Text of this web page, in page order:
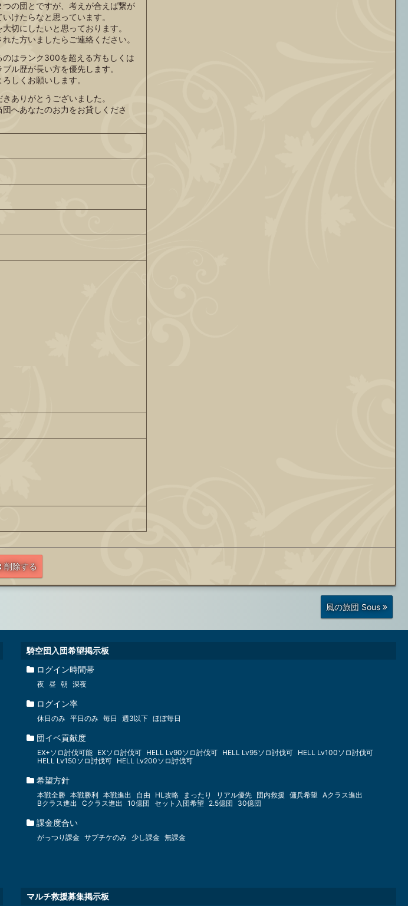
つの団とですが、考えが合えば繋が
けたらなと思っています。
切にしたいと思っております。
た方いましたらご連絡ください。
のはランク300を超える方もしくは
ル歴が長い方を優先します。
しくお願いします。
ありがとうございました。
へあなたのお力をお貸しくださ
削除する
前
の
投
風の旅団 Sous
騎空団入団希望掲示板
ログイン時間帯
夜 昼 朝 深夜
ログイン率
休日のみ 平日のみ 毎日 週3以下 ほぼ毎日
団イベ貢献度
EX+ソロ討伐可能 EXソロ討伐可 HELL Lv90ソロ討伐可 HELL Lv95ソロ討伐可 HELL Lv100ソロ討伐可
HELL Lv150ソロ討伐可 HELL Lv200ソロ討伐可
希望方針
本戦全勝 本戦勝利 本戦進出 自由 HL攻略 まったり リアル優先 団内救援 傭兵希望 Aクラス進出
Bクラス進出 Cクラス進出 10億団 セット入団希望 2.5億団 30億団
課金度合い
がっつり課金 サプチケのみ 少し課金 無課金
マルチ救援募集掲示板